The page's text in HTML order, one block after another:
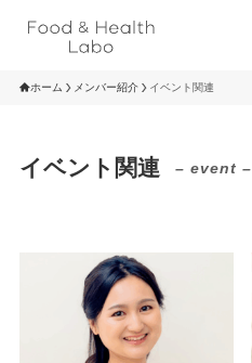
ホーム メンバー紹介 イベント関連
イベント関連 – event –